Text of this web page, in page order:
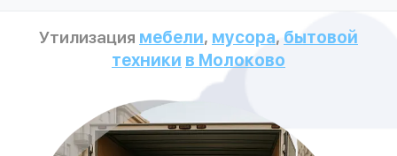
Спецтехника
Утилизация мебели, мусора, бытовой
техники в Молоково